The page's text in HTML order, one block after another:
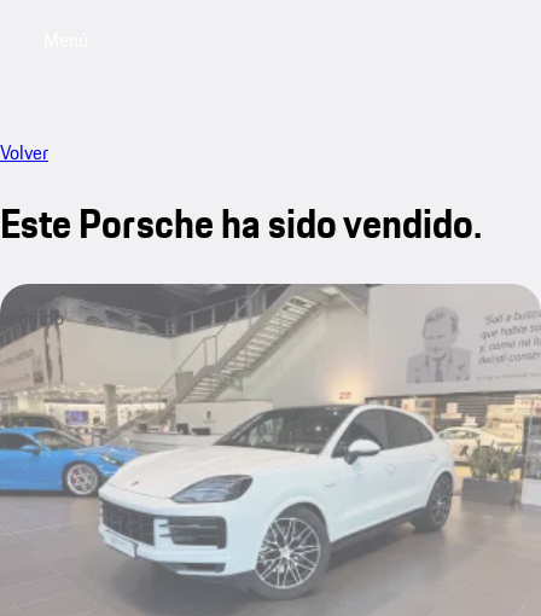
Volver
Este Porsche ha sido vendido.
vendido